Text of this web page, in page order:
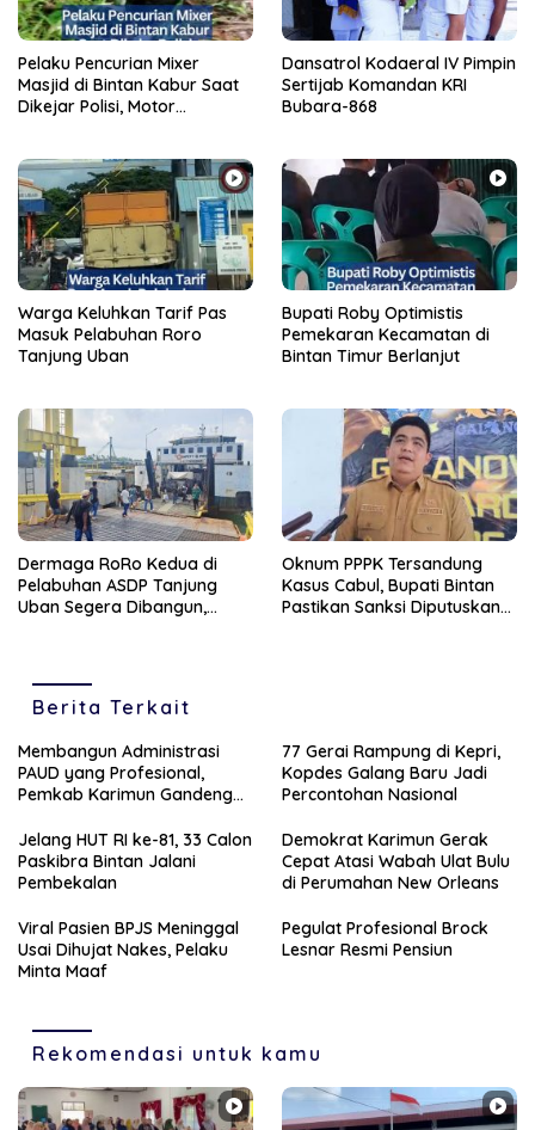
Pelaku Pencurian Mixer
Masjid di Bintan Kabur Saat
Dikejar Polisi, Motor
Dansatrol Kodaeral IV Pimpin
Sertijab Komandan KRI
Bubara-868
Warga Keluhkan Tarif Pas
Masuk Pelabuhan Roro
Tanjung Uban
Bupati Roby Optimistis
Pemekaran Kecamatan di
Bintan Timur Berlanjut
Dermaga RoRo Kedua di
Pelabuhan ASDP Tanjung
Uban Segera Dibangun,
Oknum PPPK Tersandung
Kasus Cabul, Bupati Bintan
Pastikan Sanksi Diputuskan
Berita Terkait
Membangun Administrasi
PAUD yang Profesional,
Pemkab Karimun Gandeng
77 Gerai Rampung di Kepri,
Kopdes Galang Baru Jadi
Percontohan Nasional
Jelang HUT RI ke-81, 33 Calon
Paskibra Bintan Jalani
Pembekalan
Demokrat Karimun Gerak
Cepat Atasi Wabah Ulat Bulu
di Perumahan New Orleans
Viral Pasien BPJS Meninggal
Usai Dihujat Nakes, Pelaku
Minta Maaf
Pegulat Profesional Brock
Lesnar Resmi Pensiun
Rekomendasi untuk kamu